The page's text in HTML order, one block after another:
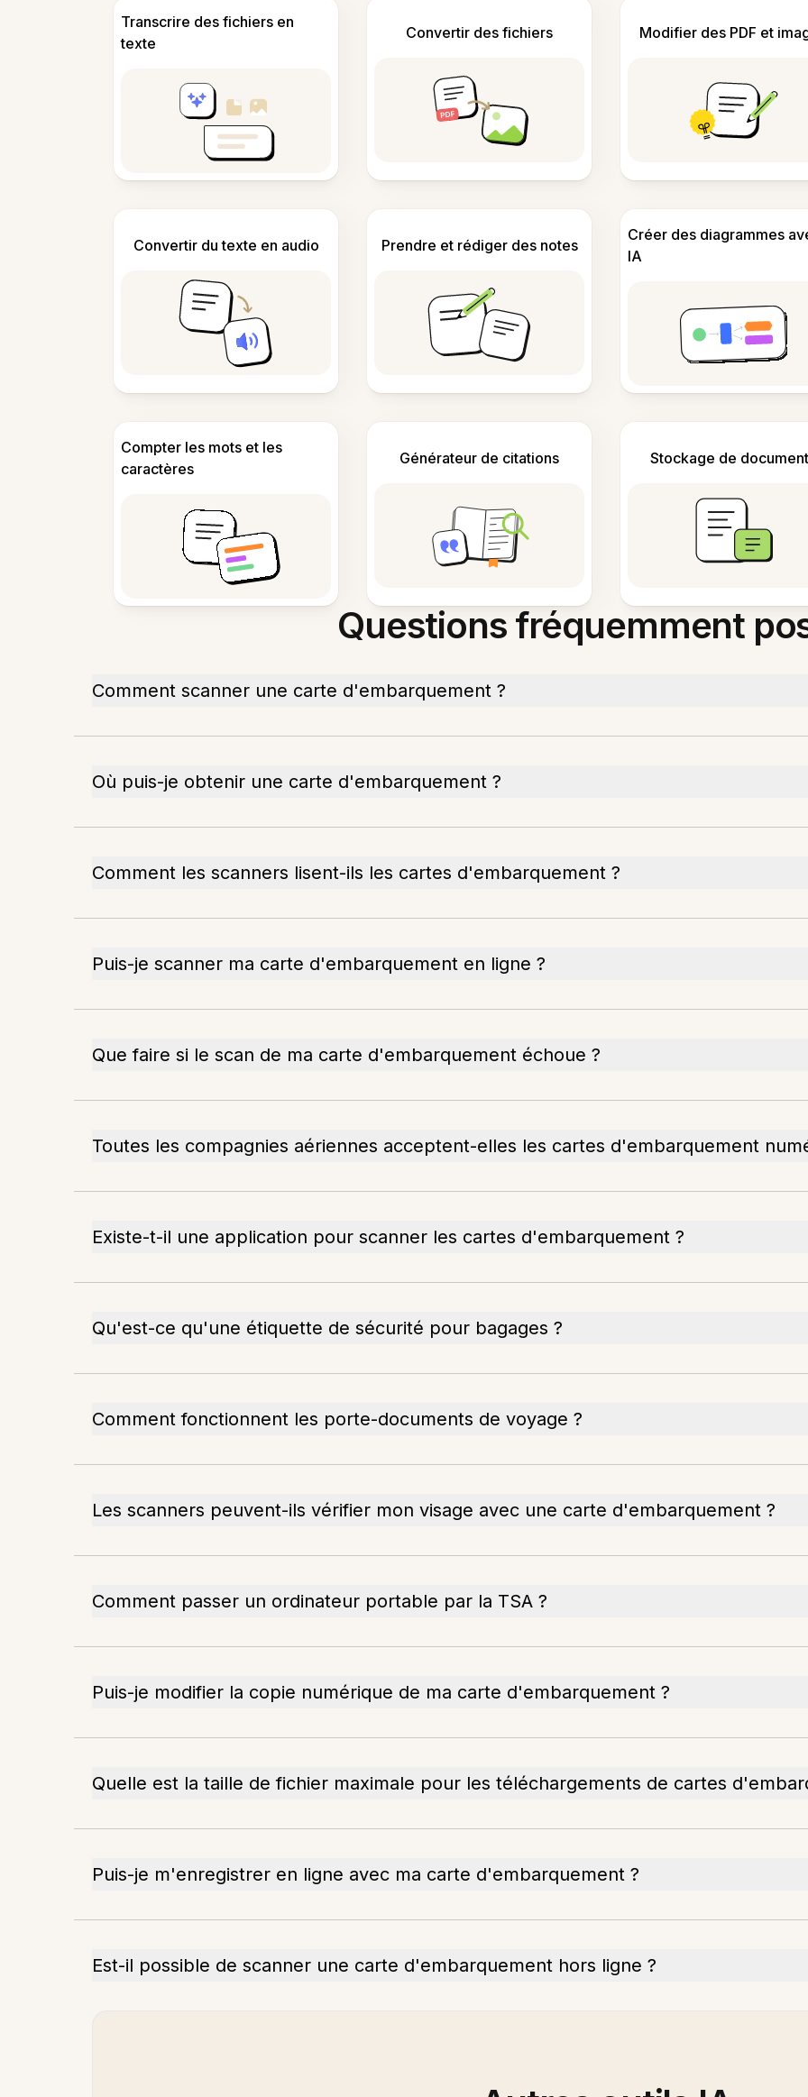
Transcrire des fichiers en
texte
Convertir des fichiers Modifier des PDF et
Convertir du texte en audio Prendre et rédiger des notes
Créer des diagrammes
IA
Compter les mots et les
caractères
Générateur de citations Stockage de
Questions fréquemment
Comment scanner une carte d'embarquement ?
Où puis-je obtenir une carte d'embarquement ?
Comment les scanners lisent-ils les cartes d'embarquement ?
Puis-je scanner ma carte d'embarquement en ligne ?
Que faire si le scan de ma carte d'embarquement échoue ?
Toutes les compagnies aériennes acceptent-elles les cartes d'embarquement
Existe-t-il une application pour scanner les cartes d'embarquement ?
Qu'est-ce qu'une étiquette de sécurité pour bagages ?
Comment fonctionnent les porte-documents de voyage ?
Les scanners peuvent-ils vérifier mon visage avec une carte d'embarquement ?
Comment passer un ordinateur portable par la TSA ?
Puis-je modifier la copie numérique de ma carte d'embarquement ?
Quelle est la taille de fichier maximale pour les téléchargements de cartes
Puis-je m'enregistrer en ligne avec ma carte d'embarquement ?
Est-il possible de scanner une carte d'embarquement hors ligne ?